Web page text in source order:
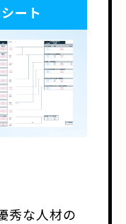
ート
秀な人材の